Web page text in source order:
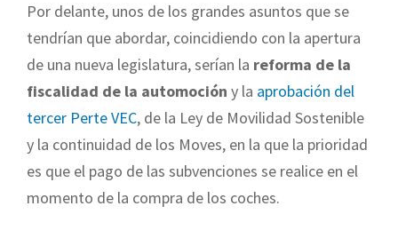
Por delante, unos de los grandes asuntos que se
tendrían que abordar, coincidiendo con la apertura
de una nueva legislatura, serían la reforma de la
fiscalidad de la automoción y la aprobación del
tercer Perte VEC, de la Ley de Movilidad Sostenible
y la continuidad de los Moves, en la que la prioridad
es que el pago de las subvenciones se realice en el
momento de la compra de los coches.